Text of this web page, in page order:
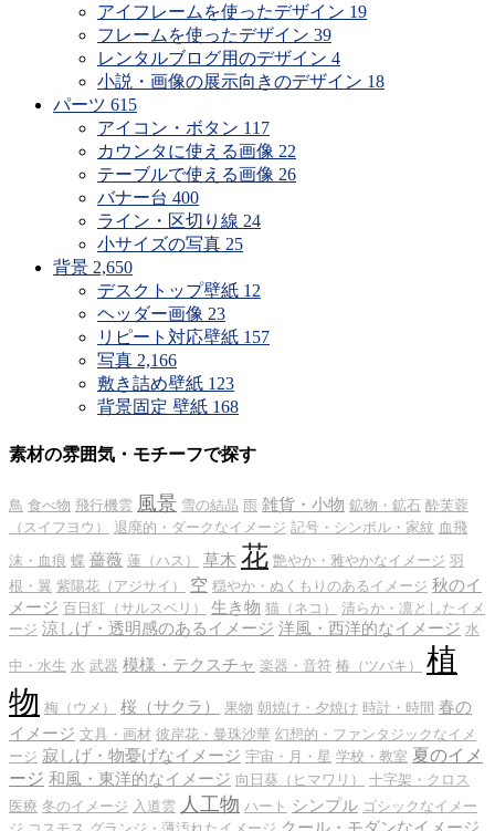
アイフレームを使ったデザイン 19
フレームを使ったデザイン 39
レンタルブログ用のデザイン 4
小説・画像の展示向きのデザイン 18
パーツ 615
アイコン・ボタン 117
カウンタに使える画像 22
テーブルで使える画像 26
バナー台 400
ライン・区切り線 24
小サイズの写真 25
背景 2,650
デスクトップ壁紙 12
ヘッダー画像 23
リピート対応壁紙 157
写真 2,166
敷き詰め壁紙 123
背景固定 壁紙 168
素材の雰囲気・モチーフで探す
鳥 食べ物 飛行機雲 風景 雪の結晶 雨 雑貨・小物 鉱物・鉱石 酔芙蓉
（スイフヨウ）
退廃的・ダークなイメージ 記号・シンボル・家紋 血飛
沫・血痕 蝶 薔薇 蓮（ハス） 草木 花 艶やか・雅やかなイメージ 羽
根・翼 紫陽花（アジサイ） 空 穏やか・ぬくもりのあるイメージ 秋のイ
メージ 百日紅（サルスベリ） 生き物 猫（ネコ）
清らか・凛としたイメ
ージ 涼しげ・透明感のあるイメージ 洋風・西洋的なイメージ 水
中・水生 水 武器 模様・テクスチャ 楽器・音符 椿（ツバキ）
植
物 梅（ウメ） 桜（サクラ） 果物 朝焼け・夕焼け 時計・時間 春の
イメージ 文具・画材 彼岸花・曼珠沙華 幻想的・ファンタジックなイメ
ージ 寂しげ・物憂げなイメージ 宇宙・月・星 学校・教室 夏のイメ
ージ 和風・東洋的なイメージ 向日葵（ヒマワリ）
十字架・クロス
医療 冬のイメージ 入道雲 人工物 ハート シンプル ゴシックなイメー